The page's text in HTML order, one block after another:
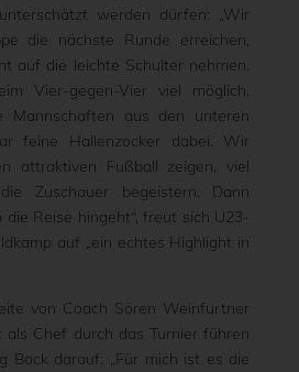
werden dürfen: „Wir
die nächste Runde erreichen,
auf die leichte Schulter nehmen.
Vier-gegen-Vier viel möglich,
Mannschaften aus den unteren
feine Hallenzocker dabei. Wir
attraktiven Fußball zeigen, viel
Zuschauer begeistern. Dann
Reise hingeht“, freut sich U23-
auf „ein echtes Highlight in
von Coach Sören Weinfurtner
Chef durch das Turnier führen
Bock darauf: „Für mich ist es die